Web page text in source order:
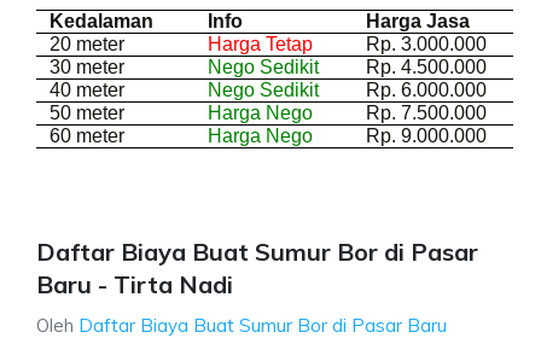
Kedalaman Info
Harga Jasa
20 meter
Harga Tetap
Rp. 3.000.000
30 meter
Nego Sedikit
Rp. 4.500.000
40 meter
Nego Sedikit
Rp. 6.000.000
50 meter
Harga Nego
Rp. 7.500.000
60 meter
Harga Nego Rp. 9.000.000
Daftar Biaya Buat Sumur Bor di Pasar
Baru - Tirta Nadi
Oleh Daftar Biaya Buat Sumur Bor di Pasar Baru